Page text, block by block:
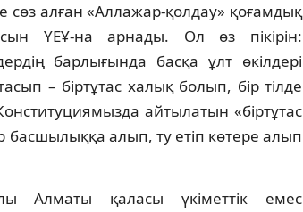
сөз алған «Аллажар-қолдау» қоғамдық
ҮЕҰ-на арнады. Ол өз пiкiрiн:
барлығында басқа ұлт өкiлдерi
– бiртұтас халық болып, бiр тiлде
айтылатын «бiртұтас
басшылыққа алып, ту етiп көтере алып
Алматы қаласы үкiметтiк емес